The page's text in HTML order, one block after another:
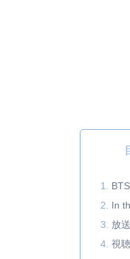
BTS
In
放
視